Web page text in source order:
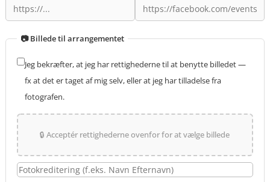
📷 Billede til arrangementet
Jeg bekræfter, at jeg har rettighederne til at benytte billedet —
fx at det er taget af mig selv, eller at jeg har tilladelse fra
fotografen.
🔒 Acceptér rettighederne ovenfor for at vælge billede